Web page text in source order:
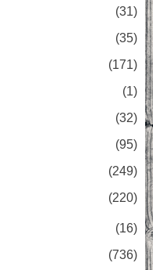
(31)
(35)
(171)
(1)
(32)
(95)
(249)
(220)
(16)
(736)